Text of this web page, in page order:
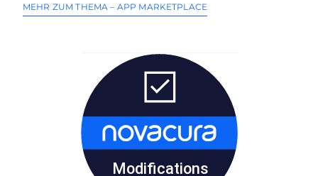
MEHR ZUM THEMA – APP MARKETPLACE